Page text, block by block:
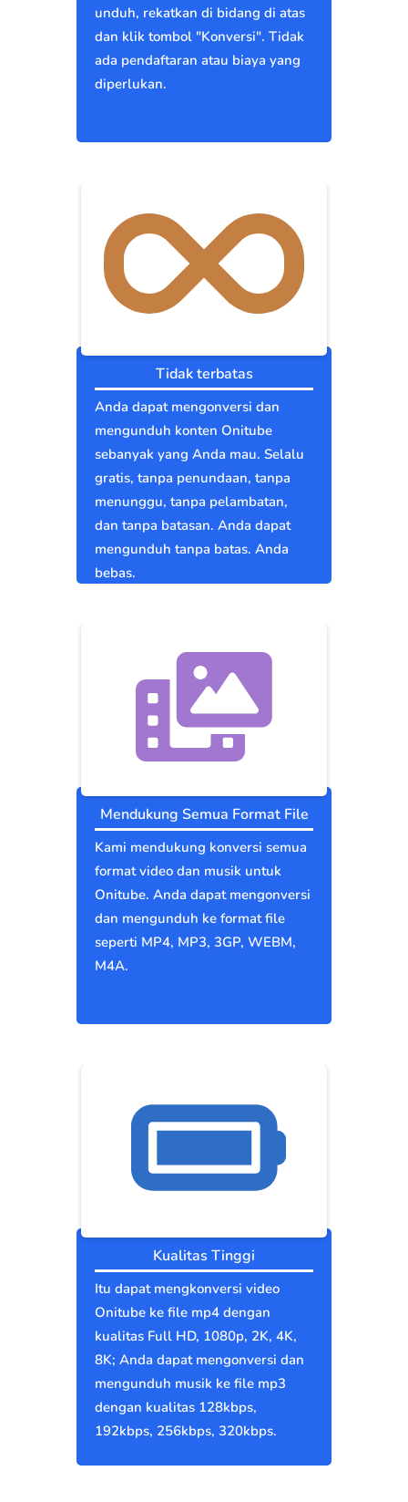
unduh, rekatkan di bidang di atas
dan klik tombol "Konversi". Tidak
ada pendaftaran atau biaya yang
diperlukan.
Tidak terbatas
Anda dapat mengonversi dan
mengunduh konten Onitube
sebanyak yang Anda mau. Selalu
gratis, tanpa penundaan, tanpa
menunggu, tanpa pelambatan,
dan tanpa batasan. Anda dapat
mengunduh tanpa batas. Anda
bebas.
Mendukung Semua Format File
Kami mendukung konversi semua
format video dan musik untuk
Onitube. Anda dapat mengonversi
dan mengunduh ke format file
seperti MP4, MP3, 3GP, WEBM,
M4A.
Kualitas Tinggi
Itu dapat mengkonversi video
Onitube ke file mp4 dengan
kualitas Full HD, 1080p, 2K, 4K,
8K; Anda dapat mengonversi dan
mengunduh musik ke file mp3
dengan kualitas 128kbps,
192kbps, 256kbps, 320kbps.